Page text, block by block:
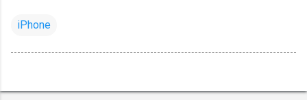
iPhone